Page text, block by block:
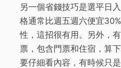
另一個省錢技巧是選平日
格通常比週五週六便宜
性，這招很有用。另外，
票，包含門票和住宿，算
要仔細看內容，有時候只是